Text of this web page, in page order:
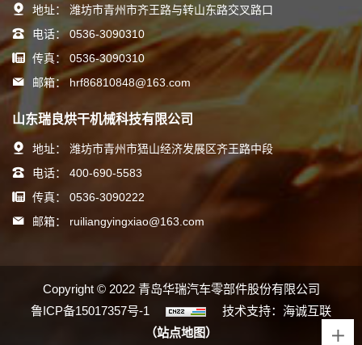
地址：
潍坊市青州市齐王路与转山东路交叉路口
电话： 0536-3090310
传真：
0536-3090310
邮箱： hrf86810848@163.com
山东瑞良烘干机械科技有限公司
地址：
潍坊市青州市峱山经济发展区齐王路中段
电话：
400-690-5583
传真：
0536-3090222
邮箱：
ruiliangyingxiao@163.com
Copyright © 2022 青岛华瑞汽车零部件股份有限公司
鲁ICP备15017357号-1
技术支持：海诚互联
（站点地图）